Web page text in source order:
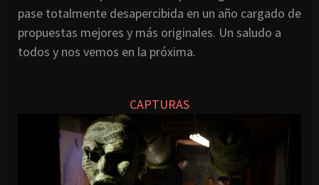
pase totalmente desapercibida en un año cargado de
propuestas mejores y más originales. Un saludo a
todos y nos vemos en la próxima.
CAPTURAS